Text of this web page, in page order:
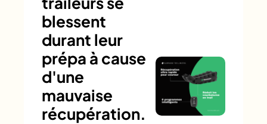
blessent
durant leur
prépa à cause
d'une
mauvaise
récupération.